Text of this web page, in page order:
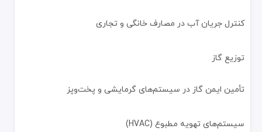
مزایا:
طول عمر بالا
مقاومت در برابر زنگ‌زدگی و خوردگی
مناسب برای کاربردهای فشار بالا
معایب:
کنترل جریان آب در مصارف خانگی و تجاری
توزیع گاز
تأمین ایمن گاز در سیستم‌های گرمایشی و پخت‌وپز
سیستم‌های تهویه مطبوع (HVAC)